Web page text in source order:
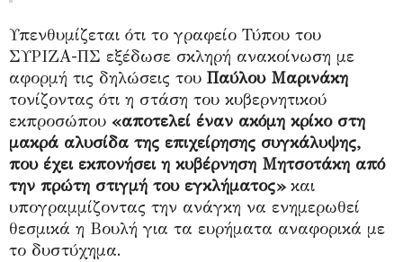
Υπενθυμίζεται ότι το γραφείο Τύπου του
ΣΥΡΙΖΑ-ΠΣ εξέδωσε σκληρή ανακοίνωση με
αφορμή τις δηλώσεις του Παύλου Μαρινάκη
τονίζοντας ότι η στάση του κυβερνητικού
εκπροσώπου «αποτελεί έναν ακόμη κρίκο στη
μακρά αλυσίδα της επιχείρησης συγκάλυψης,
που έχει εκπονήσει η κυβέρνηση Μητσοτάκη από
την πρώτη στιγμή του εγκλήματος»και
υπογραμμίζοντας την ανάγκη να ενημερωθεί
θεσμικά η Βουλή για τα ευρήματα αναφορικά με
το δυστύχημα.